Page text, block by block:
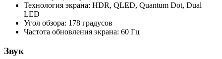
Технология экрана: HDR, QLED, Quantum Dot, Dual
LED
Угол обзора: 178 градусов
Частота обновления экрана: 60 Гц
Звук